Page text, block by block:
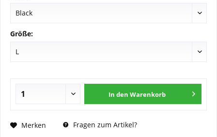
Größe:
In den Warenkorb
Merken Fragen zum Artikel?